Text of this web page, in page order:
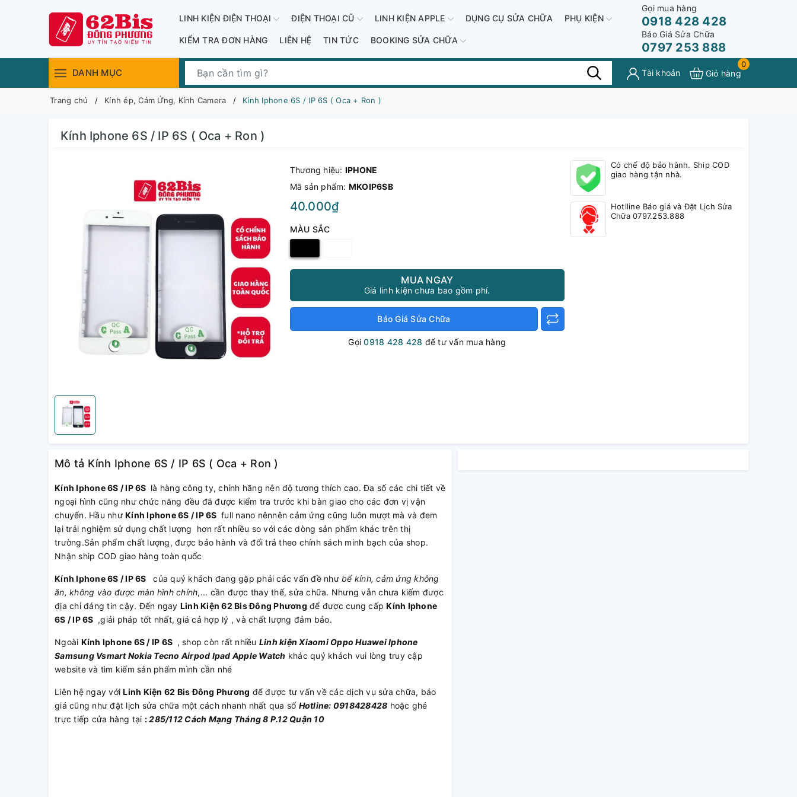
LINH KIỆN ĐIỆN THOẠI ĐIỆN THOẠI CŨ LINH KIỆN APPLE DỤNG CỤ SỬA CHỮA PHỤ KIỆN
KIỂM TRA ĐƠN HÀNG LIÊN HỆ TIN TỨC BOOKING SỬA CHỮA
Gọi mua hàng
0918 428 428
Báo Giá Sửa Chữa
0797 253 888
DANH MỤC Tài khoản
0
Giỏ hàng
Trang chủ Kính ép, Cảm Ứng, Kính Camera Kính Iphone 6S / IP 6S ( Oca + Ron )
Kính Iphone 6S / IP 6S ( Oca + Ron )
Thương hiệu: IPHONE
Mã sản phẩm: MKOIP6SB
40.000₫
MÀU SẮC
MUA NGAY
Giá linh kiện chưa bao gồm phí.
Báo Giá Sửa Chữa
Gọi0918 428 428 để tư vấn mua hàng
Có chế độ bảo hành. Ship COD
giao hàng tận nhà.
Hotlline Báo giá và Đặt Lịch Sửa
Chữa 0797.253.888
Mô tả Kính Iphone 6S / IP 6S ( Oca + Ron )
Kính Iphone 6S / IP 6S là hàng công ty, chính hãng nên độ tương thích cao. Đa số các chi tiết về
ngoại hình cũng như chức năng đều đã được kiểm tra trước khi bàn giao cho các đơn vị vận
chuyển. Hầu như Kính Iphone 6S / IP 6S full nano nênnên cảm ứng cũng luôn mượt mà và đem
lại trải nghiệm sử dụng chất lượng hơn rất nhiều so với các dòng sản phẩm khác trên thị
trường.Sản phẩm chất lượng, được bảo hành và đổi trả theo chính sách minh bạch của shop.
Nhận ship COD giao hàng toàn quốc
Kính Iphone 6S / IP 6S của quý khách đang gặp phải các vấn đề như bể kính, cảm ứng không
ăn, không vào được màn hình chính,... cần được thay thế, sửa chữa. Nhưng vẫn chưa kiếm được
địa chỉ đáng tin cậy. Đến ngay Linh Kiện 62 Bis Đông Phương để được cung cấpKính Iphone
6S / IP 6S ,giải pháp tốt nhất, giá cả hợp lý , và chất lượng đảm bảo.
Ngoài Kính Iphone 6S / IP 6S , shop còn rất nhiều Linh kiệnXiaomi Oppo HuaweiIphone
Samsung Vsmart Nokia Tecno Airpod Ipad Apple Watch khác quý khách vui lòng truy cập
website và tìm kiếm sản phẩm mình cần nhé
Liên hệ ngay vớiLinh Kiện 62 Bis Đông Phương để được tư vấn về các dịch vụ sửa chữa, báo
giá cũng như đặt lịch sửa chữa một cách nhanh nhất qua số Hotline: 0918428428 hoặc ghé
trực tiếp cửa hàng tại :285/112 Cách Mạng Tháng 8 P.12 Quận 10